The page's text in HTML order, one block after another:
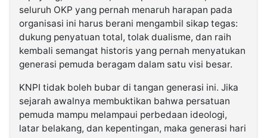
seluruh OKP yang pernah menaruh harapan pada
organisasi ini harus berani mengambil sikap tegas:
dukung penyatuan total, tolak dualisme, dan raih
kembali semangat historis yang pernah menyatukan
generasi pemuda beragam dalam satu visi besar.
KNPI tidak boleh bubar di tangan generasi ini. Jika
sejarah awalnya membuktikan bahwa persatuan
pemuda mampu melampaui perbedaan ideologi,
latar belakang, dan kepentingan, maka generasi hari